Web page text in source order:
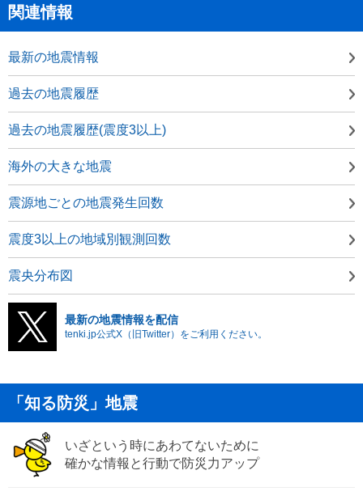
関連情報
最新の地震情報
過去の地震履歴
過去の地震履歴(震度3以上)
海外の大きな地震
震源地ごとの地震発生回数
震度3以上の地域別観測回数
震央分布図
最新の地震情報を配信
tenki.jp公式X（旧Twitter）をご利用ください。
「知る防災」地震
いざという時にあわてないために
確かな情報と行動で防災力アップ